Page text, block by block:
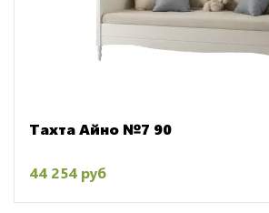
Тахта Айно №7 90
44 254 руб